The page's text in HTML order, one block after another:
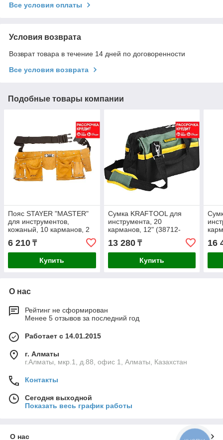
Все условия оплаты
Условия возврата
Возврат товара в течение 14 дней по договоренности
Все условия возврата
Подобные товары компании
Пояс STAYER "MASTER"
для инструментов,
кожаный, 10 карманов, 2
скобы (38510)
6 210 ₸
Купить
Сумка KRAFTOOL для
инструмента, 20
карманов, 12" (38712-
13 280₸
Купить
16
О нас
Рейтинг не сформирован
Менее 5 отзывов за последний год
Работает с 14.01.2015
г. Алматы
г.Алматы, мкр.1, д.88, офис 1, Алматы, Казахстан
Контакты
Сегодня выходной
Показать весь график работы
О нас